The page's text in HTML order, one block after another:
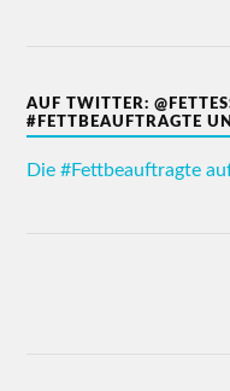
AUF TWITTER:
#FETTBEAUFTRAGTE
Die #Fettbeauftragte